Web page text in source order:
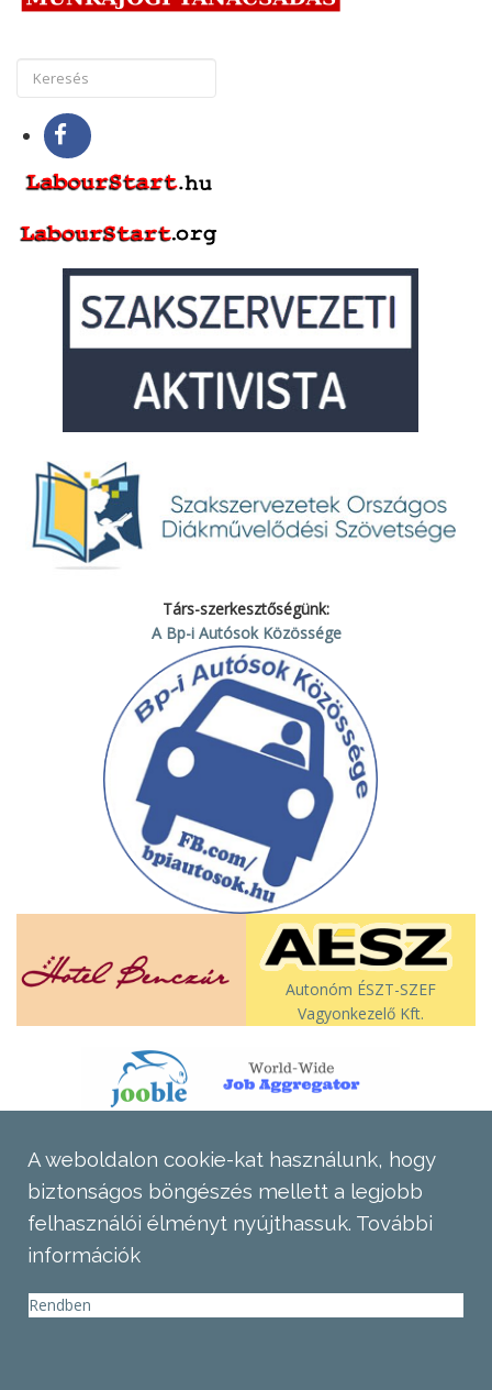
Társ-szerkesztőségünk:
A Bp-i Autósok Közössége
Autonóm ÉSZT-SZEF
Vagyonkezelő Kft.
A weboldalon cookie-kat használunk, hogy
biztonságos böngészés mellett a legjobb
felhasználói élményt nyújthassuk. További
információk
Rendben